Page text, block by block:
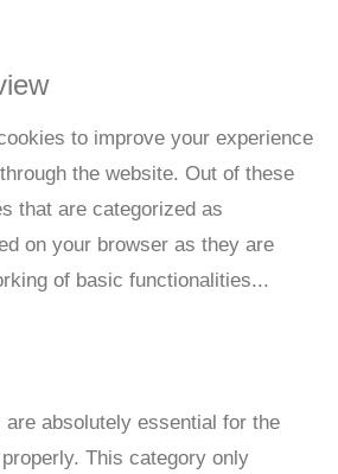
to improve your experience
the website. Out of these
that are categorized as
on your browser as they are
of basic functionalities...
absolutely essential for the
This category only